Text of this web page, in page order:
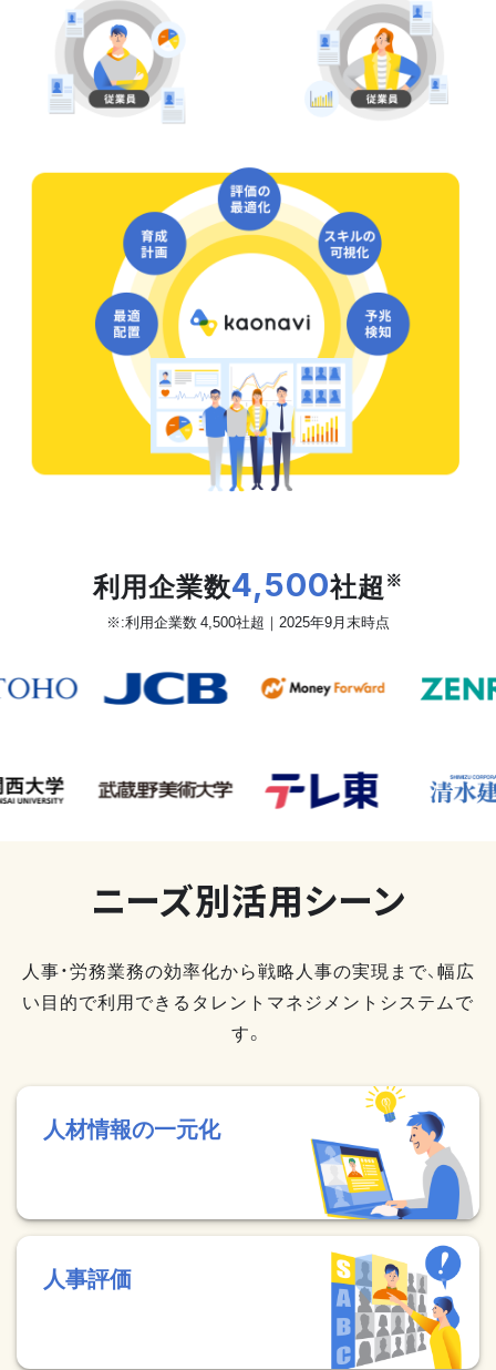
利用企業数4,500社超 ※
※:利用企業数 4,500社超｜2025年9月末時点
ニーズ別活用シーン
人事・労務業務の効率化から戦略人事の実現まで、幅広
い目的で利用できるタレントマネジメントシステムで
す。
人材情報の一元化
人事評価